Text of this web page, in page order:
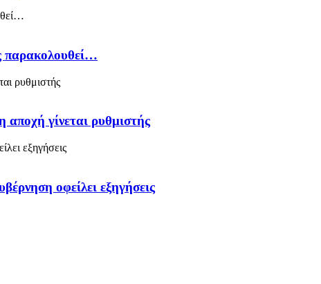
παρακολουθεί…
αποχή γίνεται ρυθμιστής
οφείλει εξηγήσεις